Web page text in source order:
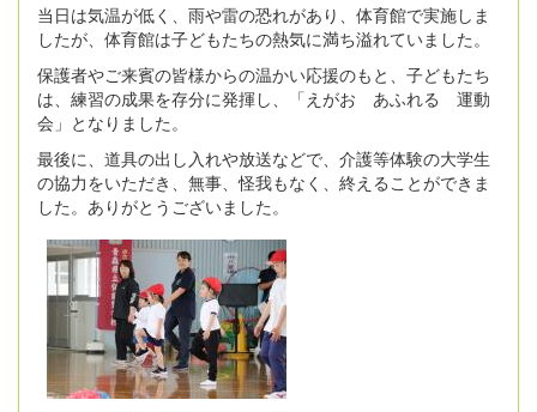
当日は気温が低く、雨や雷の恐れがあり、体育館で実施しま
したが、体育館は子どもたちの熱気に満ち溢れていました。
保護者やご来賓の皆様からの温かい応援のもと、子どもたち
は、練習の成果を存分に発揮し、「えがお あふれる 運動
会」となりました。
最後に、道具の出し入れや放送などで、介護等体験の大学生
の協力をいただき、無事、怪我もなく、終えることができま
した。ありがとうございました。